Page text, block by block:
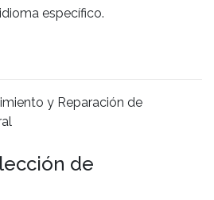
específico.
y Reparación de
de